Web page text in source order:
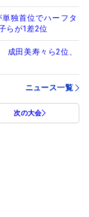
独首位でハーフタ
らが1差2位
田美寿々ら2位、
ニュース一覧
次の大会